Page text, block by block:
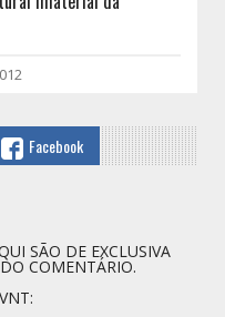
Facebook
SÃO DE EXCLUSIVA
COMENTÁRIO.